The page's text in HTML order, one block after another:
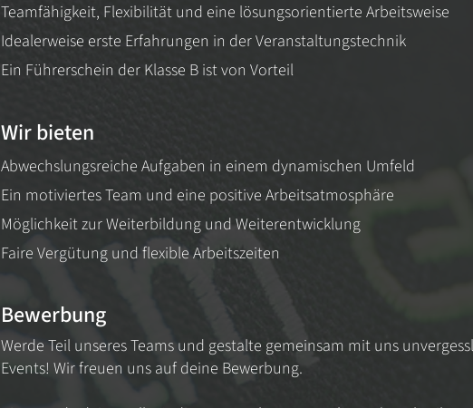
Teamfähigkeit, Flexibilität und eine lösungsorientierte Arbeitsweise
Idealerweise erste Erfahrungen in der Veranstaltungstechnik
Ein Führerschein der Klasse B ist von Vorteil
Wir bieten
Abwechslungsreiche Aufgaben in einem dynamischen Umfeld
Ein motiviertes Team und eine positive Arbeitsatmosphäre
Möglichkeit zur Weiterbildung und Weiterentwicklung
Faire Vergütung und flexible Arbeitszeiten
Bewerbung
Werde Teil unseres Teams und gestalte gemeinsam mit uns
Events! Wir freuen uns auf deine Bewerbung.